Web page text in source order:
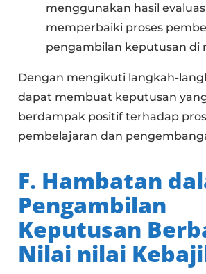
menggunakan hasil
memperbaiki proses
pengambilan keputusan di
Dengan mengikuti langkah-
dapat membuat keputusan
berdampak positif terhadap
pembelajaran dan
F. Hambatan
Pengambilan
Keputusan
Nilai nilai